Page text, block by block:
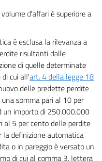
d'affari è superiore a
è esclusa la rilevanza a
risultanti dalle
di quelle determinate
cui all'art. 4 della legge 18
delle predette perdite
somma pari al 10 per
un importo di 250.000.000
al 5 per cento delle perdite
la definizione automatica
o in pareggio è versato un
di cui al comma 3, lettera